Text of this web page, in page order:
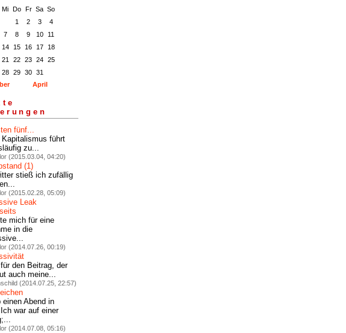
Mi Do Fr Sa So
1
2 3
4
7 8 9 10
11
14 15 16 17
18
21 22 23 24
25
28 29 30 31
April
fünf...
Kapitalismus führt
zu...
(2015.03.04, 04:20)
(1)
stieß ich zufällig
(2015.02.28, 05:09)
Leak
mich für eine
in die
(2014.07.26, 00:19)
den Beitrag, der
auch meine...
(2014.07.25, 22:57)
einen Abend in
war auf einer
(2014.07.08, 05:16)